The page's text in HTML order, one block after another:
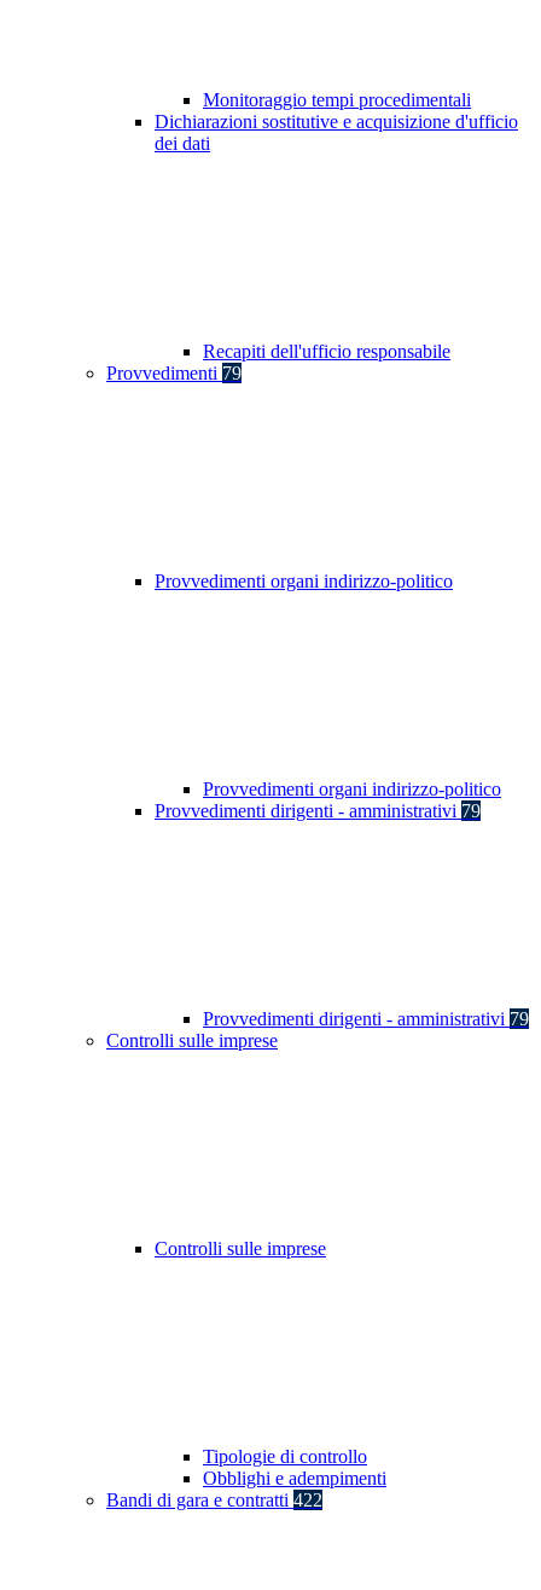
Monitoraggio tempi procedimentali
Dichiarazioni sostitutive e acquisizione d'ufficio
dei dati
Recapiti dell'ufficio responsabile
Provvedimenti 79
Provvedimenti organi indirizzo-politico
Provvedimenti organi indirizzo-politico
Provvedimenti dirigenti - amministrativi 79
Provvedimenti dirigenti - amministrativi 79
Controlli sulle imprese
Controlli sulle imprese
Tipologie di controllo
Obblighi e adempimenti
Bandi di gara e contratti 422